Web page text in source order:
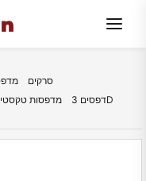
סרקים
מדפסות
דפסים 3D